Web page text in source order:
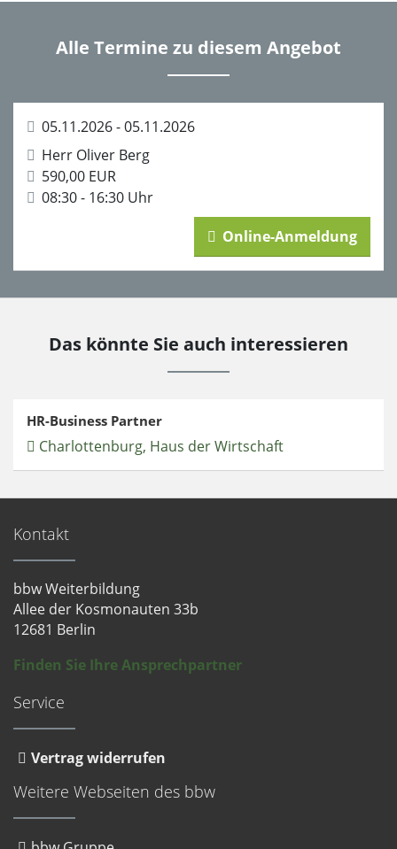
Alle Termine zu diesem Angebot
05.11.2026 - 05.11.2026
Herr Oliver Berg
590,00 EUR
08:30 - 16:30 Uhr
Online-Anmeldung
Das könnte Sie auch interessieren
HR-Business Partner
Charlottenburg, Haus der Wirtschaft
Kontakt
bbw Weiterbildung
Allee der Kosmonauten 33b
12681 Berlin
Finden Sie Ihre Ansprechpartner
Service
Vertrag widerrufen
Weitere Webseiten des bbw